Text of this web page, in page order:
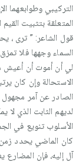
التركيبي وطوابعهما
المتعلقة بتثبيت
قول الشاعر: ” ترى ،
السماء وجهها فلا
لي أن أموت أن أعيش
الاستحالة وإن كان
الصادر عن آمر
لديهم الثابت الذي لا
الأسلوب تنويع في
كان الماضي يحدد زمن
آل إليه، فإن المضارع